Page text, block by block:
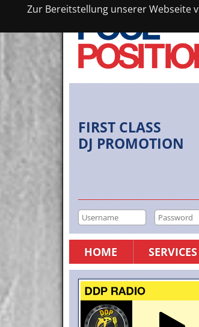
Zur Bereitstellung unserer Webseite
FIRST CLASS
DJ PROMOTION
HOME SERVICES